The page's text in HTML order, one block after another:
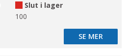
Slut i lager
100
SE MER
SE MER